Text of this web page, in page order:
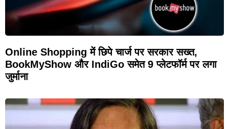
Online Shopping में छिपे चार्ज पर सरकार सख्त,
BookMyShow और IndiGo समेत 9 प्लेटफॉर्म पर लगा
जुर्माना